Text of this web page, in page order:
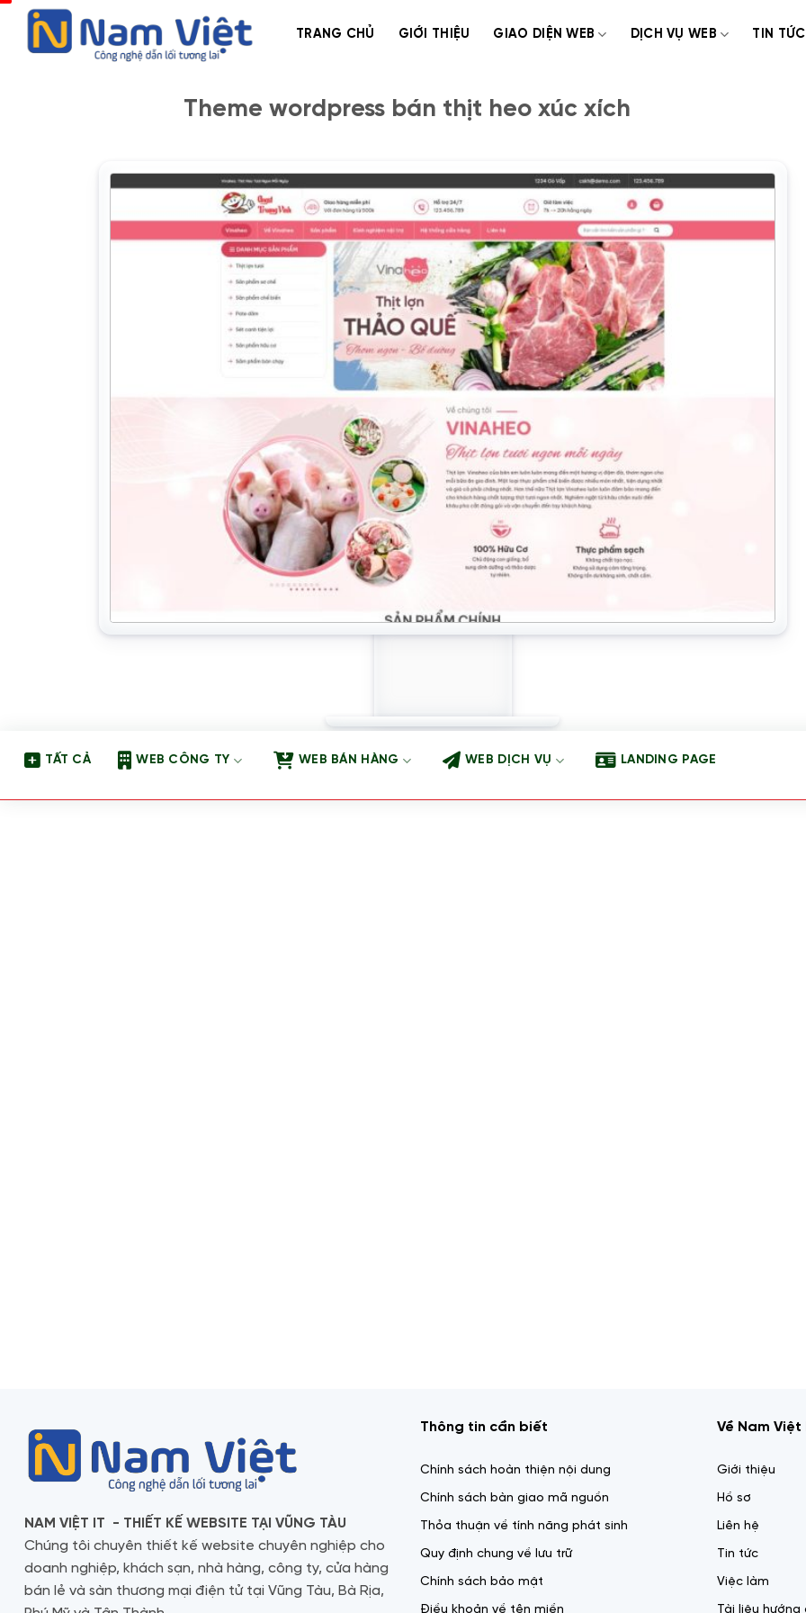
TRANG CHỦ GIỚI THIỆU GIAO DIỆN WEB DỊCH VỤ WEB TIN TỨC
Theme wordpress bán thịt heo xúc xích
TẤT CẢ WEB CÔNG TY WEB BÁN HÀNG WEB DỊCH VỤ LANDING PAGE
NAM VIỆT IT - THIẾT KẾ WEBSITE TẠI VŨNG TÀU
Chúng tôi chuyên thiết kế website chuyên nghiệp cho
doanh nghiệp, khách sạn, nhà hàng, công ty, cửa hàng
bán lẻ và sàn thương mại điện tử tại Vũng Tàu, Bà Rịa,
Thông tin cần biết
Chính sách hoàn thiện nội dung
Chính sách bàn giao mã nguồn
Thỏa thuận về tính năng phát sinh
Quy định chung về lưu trữ
Chính sách bảo mật
Điều khoản về tên miền
Về Nam Việt
Giới thiệu
Hồ sơ
Liên hệ
Tin tức
Việc làm
Tài liệu hướng